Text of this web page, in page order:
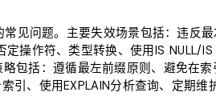
见问题。主要失效场景包括：违反
操作符、类型转换、使用IS NULL/
略包括：遵循最左前缀原则、避免在
引、使用EXPLAIN分析查询、定期